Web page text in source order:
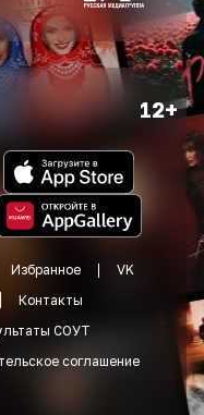
12+
Избранное
VK
Контакты
СОУТ
соглашение